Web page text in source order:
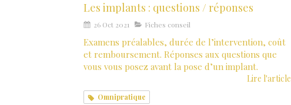
Les implants : questions / réponses
26 Oct 2021 Fiches conseil
Examens préalables, durée de l’intervention, coût
et remboursement. Réponses aux questions que
vous vous posez avant la pose d’un implant.
Lire l'article
Omnipratique